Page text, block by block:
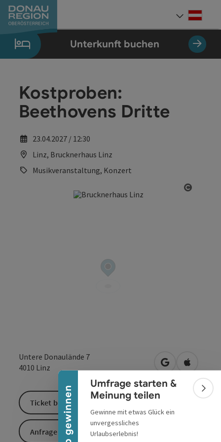
Zum Inhalt
Zur Navigation
Zum Seitenanfang
Zur Kontaktseite
Zum Impressum
Zur Startseite
Banner einklappen
Umfrage starten &
Meinung teilen
Gewinne mit etwas Glück ein
unvergessliches
Urlaubserlebnis!
Unterkunft buchen
Kostproben:
Beethovens Dritte
23.04.2027 / 12:30
Linz, Brucknerhaus Linz
Musikveranstaltung, Konzert
Untere Donaulände 7
4010 Linz in Googlein Apple
Ticket buchen
Anfrage senden